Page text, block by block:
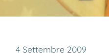
4 Settembre 2009